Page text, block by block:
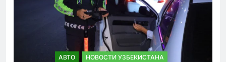
АВТО НОВОСТИ УЗБЕКИСТАНА